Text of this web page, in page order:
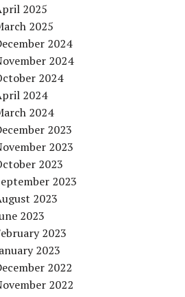
2025
2025
2024
2024
2024
2024
2024
2023
2023
2023
2023
2023
2023
2023
2023
2022
2022